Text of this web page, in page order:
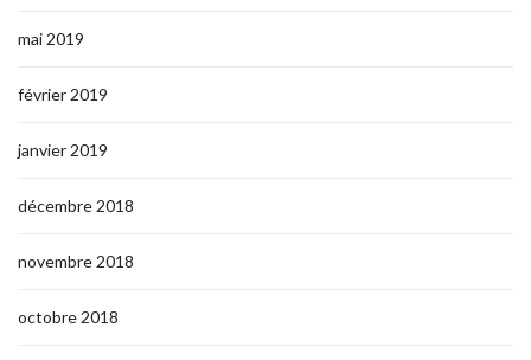
mai 2019
février 2019
janvier 2019
décembre 2018
novembre 2018
octobre 2018